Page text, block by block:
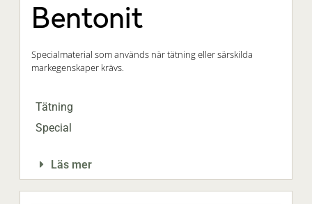
Bentonit
Specialmaterial som används när tätning eller särskilda
markegenskaper krävs.
Tätning
Special
Läs mer